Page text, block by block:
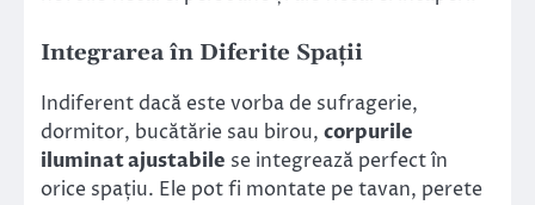
Integrarea în Diferite Spații
Indiferent dacă este vorba de sufragerie,
dormitor, bucătărie sau birou, corpurile
iluminat ajustabile se integrează perfect în
orice spațiu. Ele pot fi montate pe tavan, perete